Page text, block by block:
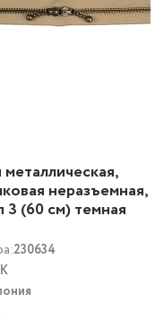
неразъемная,
3 (60 см) темная
230634